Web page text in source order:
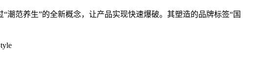
范养生”的全新概念，让产品实现快速爆破。其塑造的品牌标签“国